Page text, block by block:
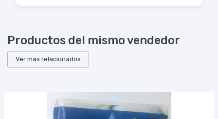
Productos del mismo vendedor
Ver más relacionados